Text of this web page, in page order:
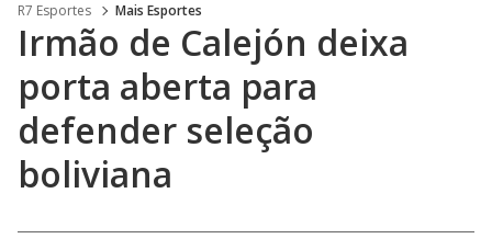
R7 Esportes Mais Esportes
Irmão de Calejón deixa
porta aberta para
defender seleção
boliviana